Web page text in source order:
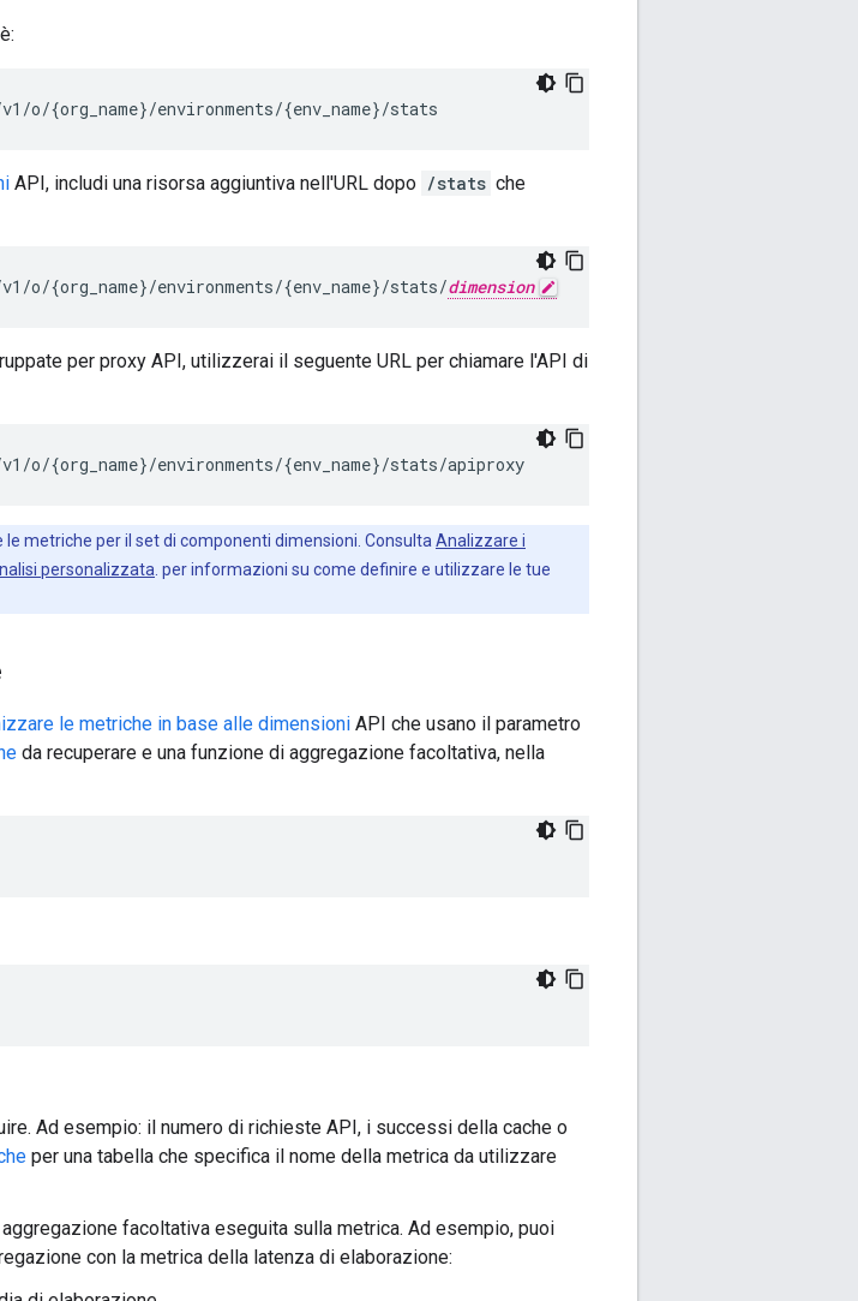
è:
{org_name}/environments/{env_name}/stats
API, includi una risorsa aggiuntiva nell'URL dopo /stats che
o/{org_name}/environments/{env_name}/stats/dimension
per proxy API, utilizzerai il seguente URL per chiamare l'API di
o/{org_name}/environments/{env_name}/stats/apiproxy
metriche per il set di componenti dimensioni. Consulta Analizzare i
personalizzata . per informazioni su come definire e utilizzare le tue
le metriche in base alle dimensioni API che usano il parametro
da recuperare e una funzione di aggregazione facoltativa, nella
Ad esempio: il numero di richieste API, i successi della cache o
per una tabella che specifica il nome della metrica da utilizzare
facoltativa eseguita sulla metrica. Ad esempio, puoi
con la metrica della latenza di elaborazione: